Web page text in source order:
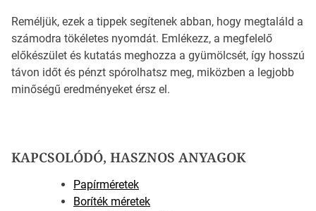
Reméljük, ezek a tippek segítenek abban, hogy megtaláld a
számodra tökéletes nyomdát. Emlékezz, a megfelelő
előkészület és kutatás meghozza a gyümölcsét, így hosszú
távon időt és pénzt spórolhatsz meg, miközben a legjobb
minőségű eredményeket érsz el.
KAPCSOLÓDÓ, HASZNOS ANYAGOK
Papírméretek
Boríték méretek